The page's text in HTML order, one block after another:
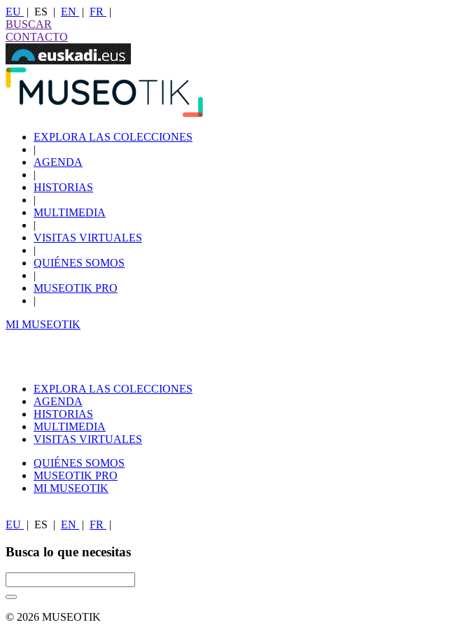
EU | ES | EN | FR
|
BUSCAR
CONTACTO
EXPLORA LAS COLECCIONES
|
AGENDA
|
HISTORIAS
|
MULTIMEDIA
|
VISITAS VIRTUALES
|
QUIÉNES SOMOS
|
MUSEOTIK PRO
|
MI MUSEOTIK
EXPLORA LAS COLECCIONES
AGENDA
HISTORIAS
MULTIMEDIA
VISITAS VIRTUALES
QUIÉNES SOMOS
MUSEOTIK PRO
MI MUSEOTIK
EU | ES | EN | FR |
Busca lo que necesitas
© 2026 MUSEOTIK